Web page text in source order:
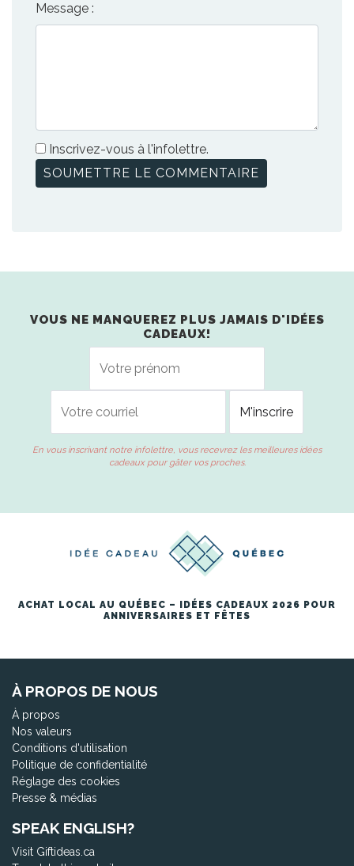
Message :
Inscrivez-vous à l'infolettre.
VOUS NE MANQUEREZ PLUS JAMAIS D'IDÉES
CADEAUX!
En vous inscrivant notre infolettre, vous recevrez les meilleures idées
cadeaux pour gâter vos proches.
ACHAT LOCAL AU QUÉBEC – IDÉES CADEAUX 2026 POUR
ANNIVERSAIRES ET FÊTES
À PROPOS DE NOUS
À propos
Nos valeurs
Conditions d'utilisation
Politique de confidentialité
Réglage des cookies
Presse & médias
SPEAK ENGLISH?
Visit Giftideas.ca